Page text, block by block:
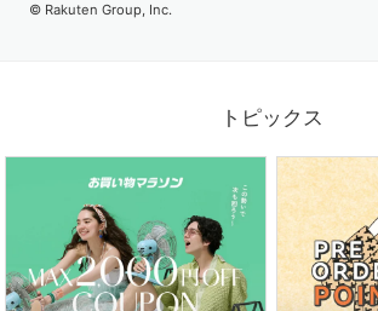
2026.07.03
© Rakuten Group, Inc.
トピックス